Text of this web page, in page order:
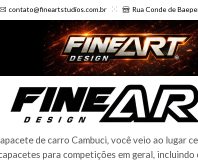
contato@fineartstudios.com.br Rua Conde de
de carro Cambuci, você veio ao lugar
para competições em geral,